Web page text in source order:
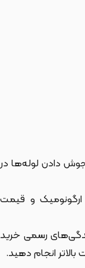
جوش دادن لوله‌ها در
و قیمت
رسمی خرید
انجام دهید.